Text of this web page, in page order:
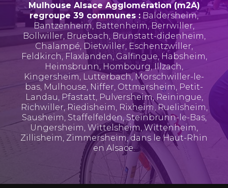
Mulhouse Alsace Agglomération (m2A)
regroupe 39 communes : Baldersheim,
Bantzenheim, Battenheim, Berrwiller,
Bollwiller, Bruebach,Brunstatt-didenheim,
Chalampé, Dietwiller, Eschentzwiller,
Feldkirch, Flaxlanden,Galfingue, Habsheim,
Heimsbrunn, Hombourg,Illzach,
Kingersheim, Lutterbach, Morschwiller-le-
bas, Mulhouse, Niffer, Ottmarsheim, Petit-
Landau, Pfastatt, Pulversheim, Reiningue,
Richwiller, Riedisheim, Rixheim,Ruelisheim,
Sausheim, Staffelfelden, Steinbrunn-le-Bas,
Ungersheim, Wittelsheim,Wittenheim,
Zillisheim, Zimmersheim, dans le Haut-Rhin
en Alsace.